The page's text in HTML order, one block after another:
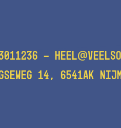
- HEEL@
14, 6541AK